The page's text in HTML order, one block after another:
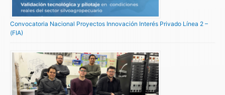
Convocatoria Nacional Proyectos Innovación Interés Privado Línea 2 –
(FIA)